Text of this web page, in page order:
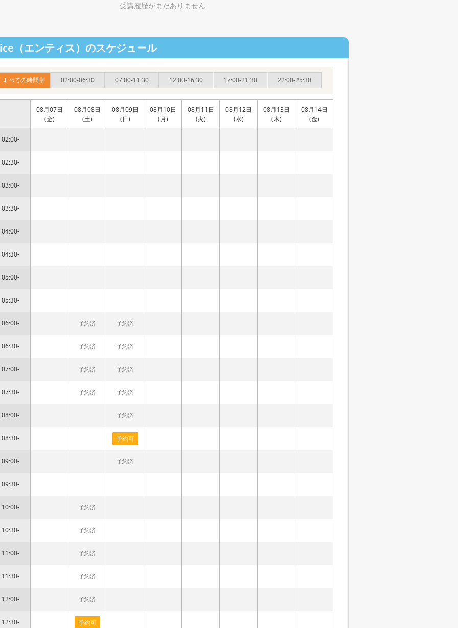
受講履歴がまだありません
（エンティス）のスケジュール
すべての時間帯 02:00-06:30 07:00-11:30 12:00-16:30 17:00-21:30 22:00-25:30
02:00-
02:30-
03:00-
03:30-
04:00-
04:30-
05:00-
05:30-
06:00-
06:30-
07:00-
07:30-
08:00-
08:30-
09:00-
09:30-
10:00-
10:30-
11:00-
11:30-
12:00-
12:30-
08月07日
(金)
08月08日
(土)
予約済
予約済
予約済
予約済
予約済
予約済
予約済
予約済
予約済
予約可
08月09日
(日)
予約済
予約済
予約済
予約済
予約済
予約可
予約済
08月10日
(月)
08月11日
(火)
08月12日
(水)
08月13日
(木)
08月14日
(金)